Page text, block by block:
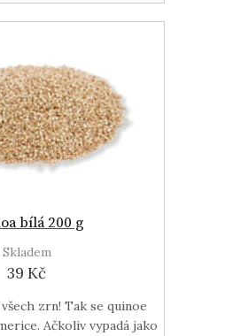
bílá 200 g
Skladem
39 Kč
zrn! Tak se quinoe
Ačkoliv vypadá jako